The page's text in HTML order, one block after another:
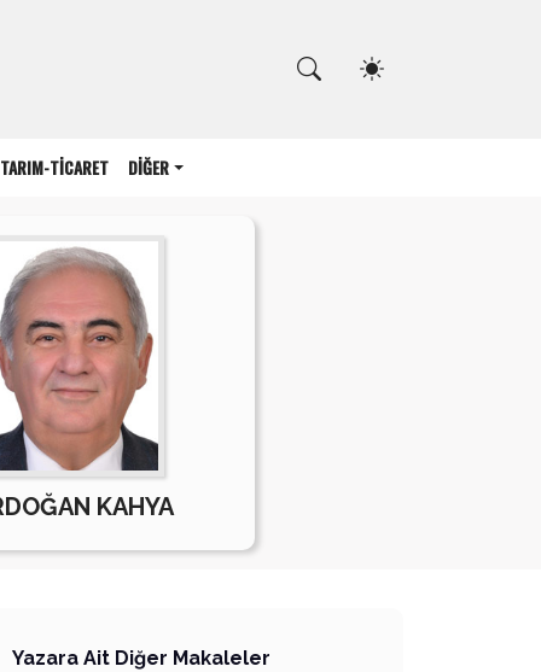
TARIM-TİCARET DİĞER
KAHYA
Yazara Ait Diğer Makaleler